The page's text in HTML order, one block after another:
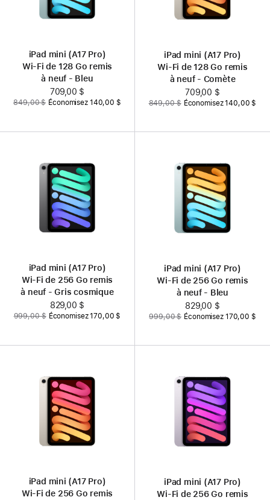
iPad mini (A17 Pro)
Wi‑Fi de 128 Go remis
à neuf - Bleu
Nouveau
prix
709,00 $
Auparavant
849,00 $ Économisez 140,00 $
iPad mini (A17 Pro)
Wi‑Fi de 128 Go remis
à neuf - Comète
Nouveau
prix
709,00 $
Auparavant
849,00 $ Économisez 140,00 $
iPad mini (A17 Pro)
Wi‑Fi de 256 Go remis
à neuf - Gris cosmique
Nouveau
prix
829,00 $
Auparavant
999,00 $ Économisez 170,00 $
iPad mini (A17 Pro)
Wi‑Fi de 256 Go remis
à neuf - Bleu
Nouveau
prix
829,00 $
Auparavant
999,00 $ Économisez 170,00 $
iPad mini (A17 Pro)
Wi‑Fi de 256 Go remis
iPad mini (A17 Pro)
Wi‑Fi de 256 Go remis